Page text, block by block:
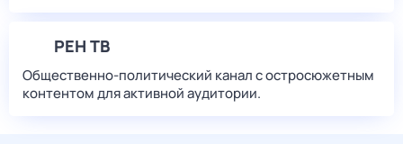
РЕН ТВ
Общественно-политический канал с остросюжетным
контентом для активной аудитории.